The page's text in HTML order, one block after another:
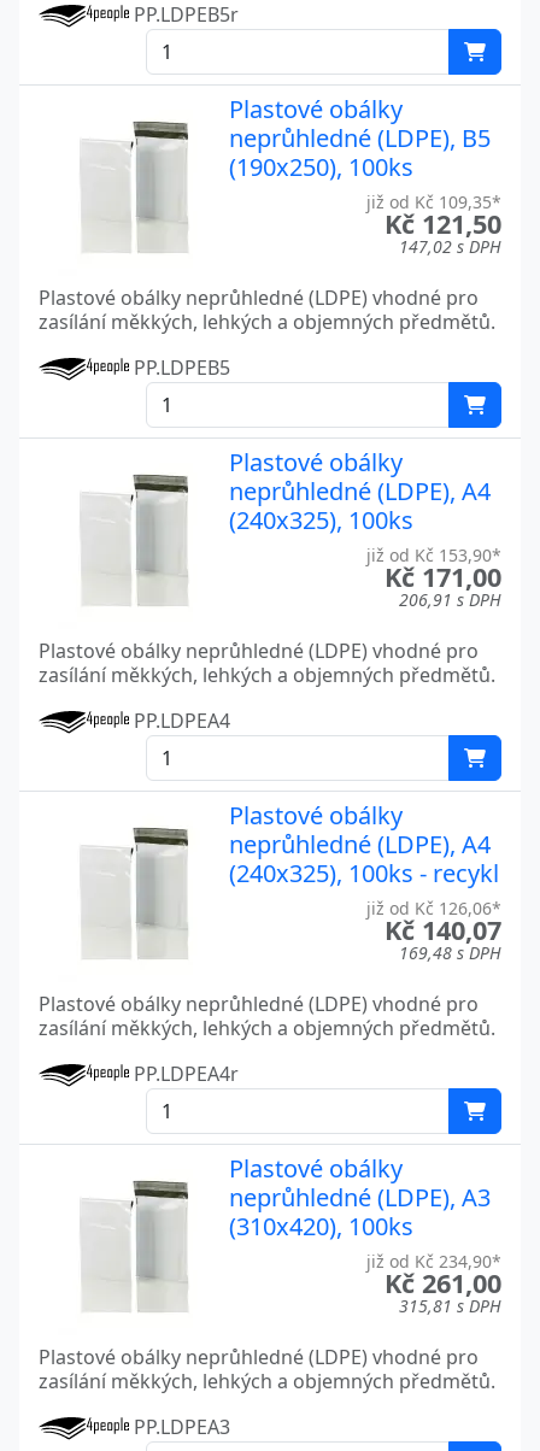
PP.LDPEB5r
Plastové obálky
neprůhledné (LDPE), B5
(190x250), 100ks
již od Kč 109,35*
Kč 121,50
147,02 s DPH
Plastové obálky neprůhledné (LDPE) vhodné pro
zasílání měkkých, lehkých a objemných předmětů.
PP.LDPEB5
Plastové obálky
neprůhledné (LDPE), A4
(240x325), 100ks
již od Kč 153,90*
Kč 171,00
206,91 s DPH
Plastové obálky neprůhledné (LDPE) vhodné pro
zasílání měkkých, lehkých a objemných předmětů.
PP.LDPEA4
Plastové obálky
neprůhledné (LDPE), A4
(240x325), 100ks - recykl
již od Kč 126,06*
Kč 140,07
169,48 s DPH
Plastové obálky neprůhledné (LDPE) vhodné pro
zasílání měkkých, lehkých a objemných předmětů.
PP.LDPEA4r
Plastové obálky
neprůhledné (LDPE), A3
(310x420), 100ks
již od Kč 234,90*
Kč 261,00
315,81 s DPH
Plastové obálky neprůhledné (LDPE) vhodné pro
zasílání měkkých, lehkých a objemných předmětů.
PP.LDPEA3